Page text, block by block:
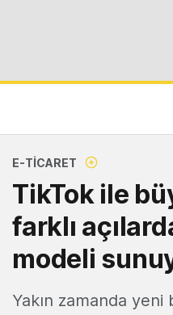
E-TICARET
TikTok ile
farklı
modeli
Yakın zamanda yeni